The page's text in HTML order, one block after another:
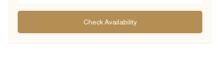
Check Availability